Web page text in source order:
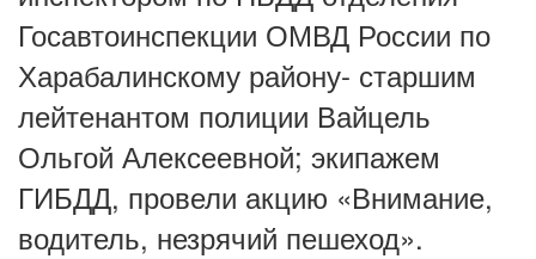
Госавтоинспекции ОМВД России по
Харабалинскому району- старшим
лейтенантом полиции Вайцель
Ольгой Алексеевной; экипажем
ГИБДД, провели акцию «Внимание,
водитель, незрячий пешеход».